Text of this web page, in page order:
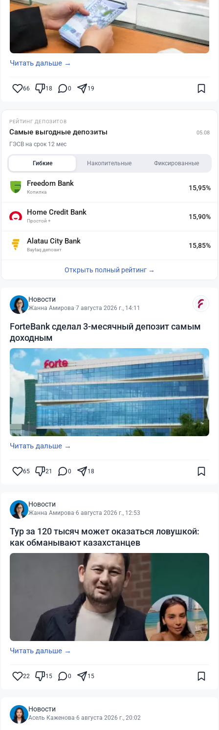
Читать дальше →
66 18 0 19
РЕЙТИНГ ДЕПОЗИТОВ
Самые выгодные депозиты 05.08
ГЭСВ на срок 12 мес
Гибкие Накопительные Фиксированные
Freedom Bank
Копилка
15,95%
Home Credit Bank
Простой +
15,90%
Alatau City Bank
Baytaq депозит
15,85%
Открыть полный рейтинг →
Новости
Жанна Амирова·7 августа 2026 г., 14:11
ForteBank сделал 3-месячный депозит самым
доходным
Читать дальше →
65 21 0 18
Новости
Жанна Амирова·6 августа 2026 г., 12:53
Тур за 120 тысяч может оказаться ловушкой:
как обманывают казахстанцев
Читать дальше →
22 15 0 15
Новости
Асель Каженова·6 августа 2026 г., 20:02